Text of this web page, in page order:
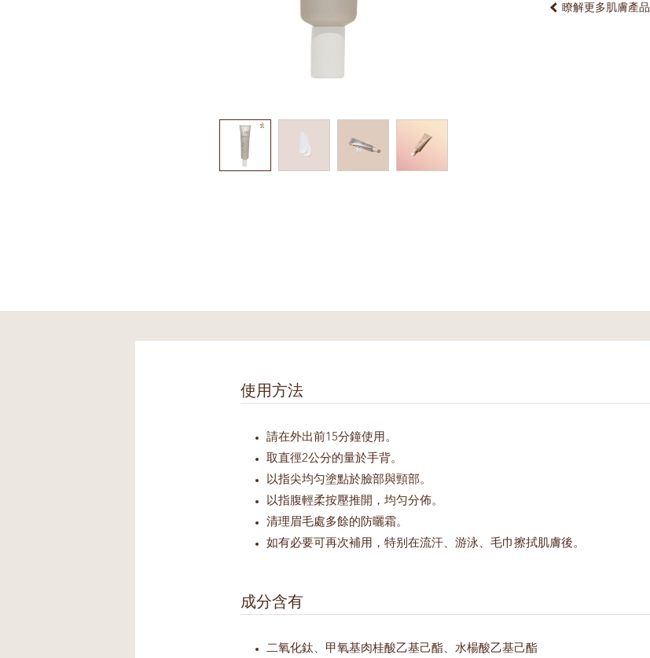
瞭解更多肌膚產品
使用方法
請在外出前15分鐘使用。
取直徑2公分的量於手背。
以指尖均匀塗點於臉部與頸部。
以指腹輕柔按壓推開，均匀分佈。
清理眉毛處多餘的防曬霜。
如有必要可再次補用，特别在流汗、游泳、毛巾擦拭肌膚後。
成分含有
二氧化鈦、甲氧基肉桂酸乙基己酯、水楊酸乙基己酯